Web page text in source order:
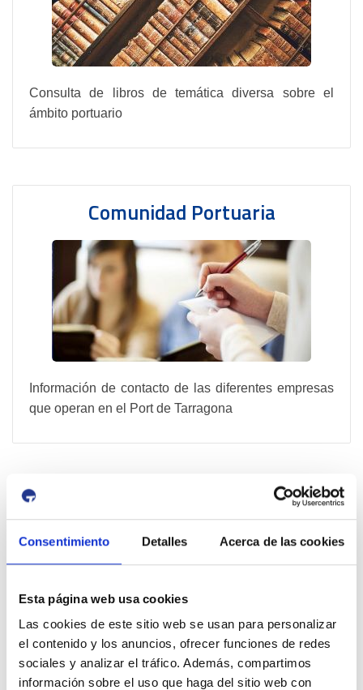
Consentimiento Detalles Acerca de las cookies
Esta página web usa cookies
Las cookies de este sitio web se usan para personalizar
el contenido y los anuncios, ofrecer funciones de redes
sociales y analizar el tráfico. Además, compartimos
información sobre el uso que haga del sitio web con
Consulta de libros de temática diversa sobre el
ámbito portuario
Comunidad Portuaria
Información de contacto de las diferentes empresas
que operan en el Port de Tarragona
Concesiones en activo en el Port de Tarragona